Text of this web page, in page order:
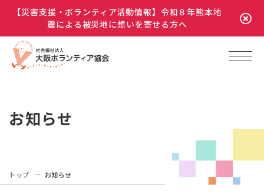
【災害支援・ボランティア活動情報】令和８年熊本地
震による被災地に想いを寄せる方へ
お知らせ
トップ お知らせ